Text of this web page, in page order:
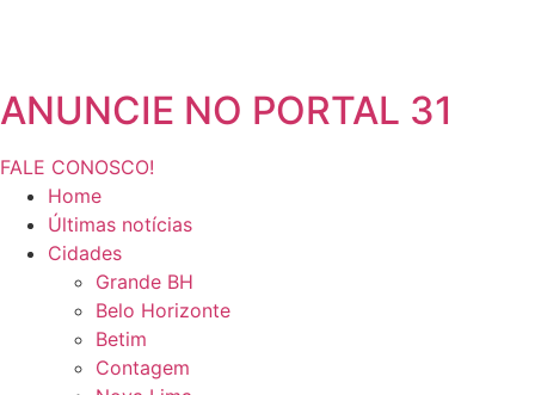
ANUNCIE NO PORTAL 31
FALE CONOSCO!
Home
Últimas notícias
Cidades
Grande BH
Belo Horizonte
Betim
Contagem